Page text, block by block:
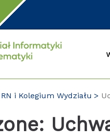
RN i Kolegium Wydziału